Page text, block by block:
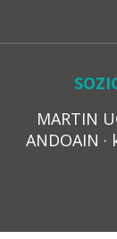
MARTIN
ANDOAIN